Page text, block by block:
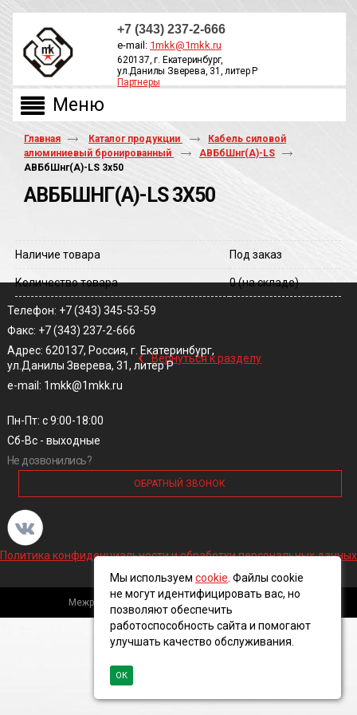
+7 (343) 237-2-666
e-mail: 1mkk@1mkk.ru
620137, г. Екатеринбург,
ул.Данилы Зверева, 31, литер Р
Партнеры
Главная Каталог продукции
Кабель силовой
алюминиевый бронированный
АВБбШнг(А)-LS
АВБбШнг(A)-LS 3х50
АВББШНГ(A)-LS 3Х50
Наличие товара Под заказ
Количество товара 0(на складе)
‹ Вернуться к разделу
Телефон: +7 (343) 345-53-59
Факс: +7 (343) 237-2-666
Адрес: 620137, Россия, г. Екатеринбург,
ул.Данилы Зверева, 31, литер Р
e-mail: 1mkk@1mkk.ru
Пн-Пт: с 9:00-18:00
Сб-Вс - выходные
Не дозвонились?
ОБРАТНЫЙ ЗВОНОК
Политика конфиденциальности и обработки персональных данных
Межрегиональная кабельная компания, 2016 ©
Мы используем cookie . Файлы cookie
не могут идентифицировать вас, но
позволяют обеспечить
работоспособность сайта и помогают
улучшать качество обслуживания.
ОК